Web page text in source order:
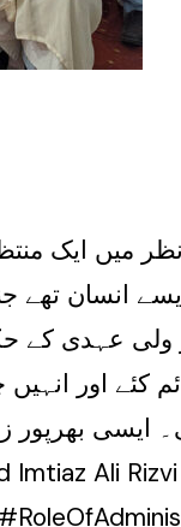
میں ایک
انسان تھے
ولی عہدی کے
کئے اور
ایسی